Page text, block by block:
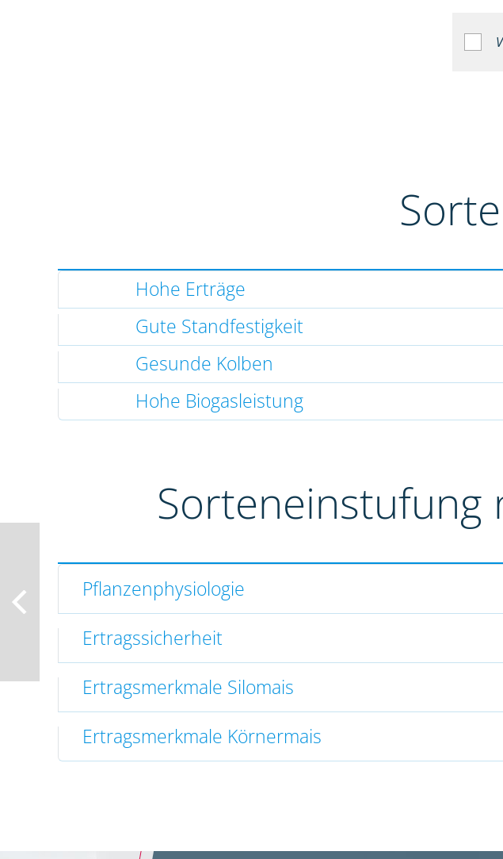
Hohe Erträge
Gute Standfestigkeit
Gesunde Kolben
Hohe Biogasleistung
Sorteneinstufung
Pflanzenphysiologie
Ertragssicherheit
Ertragsmerkmale Silomais
Ertragsmerkmale Körnermais